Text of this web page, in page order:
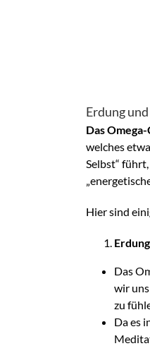
Erdung
Das
welches
Selbst“
Hier sind
Das
wir
zu
Da es